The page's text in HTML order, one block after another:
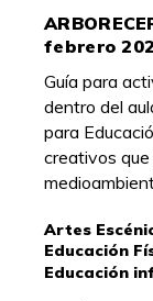
febrero
Guía para
dentro del
para
creativos
Artes
Educación
Educación